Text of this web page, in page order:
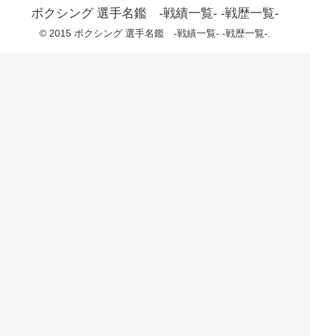
ボクシング 選手名鑑 -戦績一覧- -戦歴一覧-
© 2015 ボクシング 選手名鑑 -戦績一覧- -戦歴一覧-.